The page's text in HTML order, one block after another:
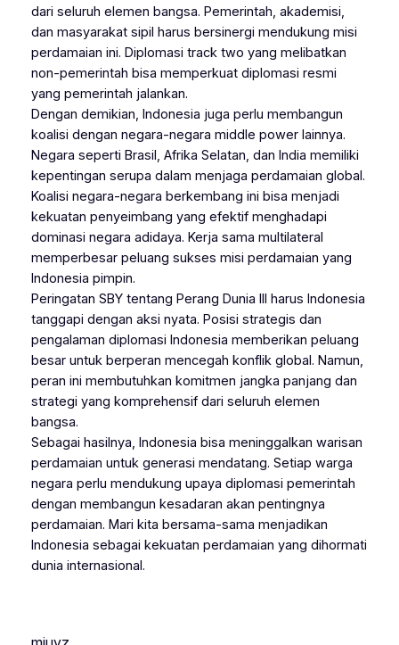
dari seluruh elemen bangsa. Pemerintah, akademisi,
dan masyarakat sipil harus bersinergi mendukung misi
perdamaian ini. Diplomasi track two yang melibatkan
non-pemerintah bisa memperkuat diplomasi resmi
yang pemerintah jalankan.
Dengan demikian, Indonesia juga perlu membangun
koalisi dengan negara-negara middle power lainnya.
Negara seperti Brasil, Afrika Selatan, dan India memiliki
kepentingan serupa dalam menjaga perdamaian global.
Koalisi negara-negara berkembang ini bisa menjadi
kekuatan penyeimbang yang efektif menghadapi
dominasi negara adidaya. Kerja sama multilateral
memperbesar peluang sukses misi perdamaian yang
Indonesia pimpin.
Peringatan SBY tentang Perang Dunia III harus Indonesia
tanggapi dengan aksi nyata. Posisi strategis dan
pengalaman diplomasi Indonesia memberikan peluang
besar untuk berperan mencegah konflik global. Namun,
peran ini membutuhkan komitmen jangka panjang dan
strategi yang komprehensif dari seluruh elemen
bangsa.
Sebagai hasilnya, Indonesia bisa meninggalkan warisan
perdamaian untuk generasi mendatang. Setiap warga
negara perlu mendukung upaya diplomasi pemerintah
dengan membangun kesadaran akan pentingnya
perdamaian. Mari kita bersama-sama menjadikan
Indonesia sebagai kekuatan perdamaian yang dihormati
dunia internasional.